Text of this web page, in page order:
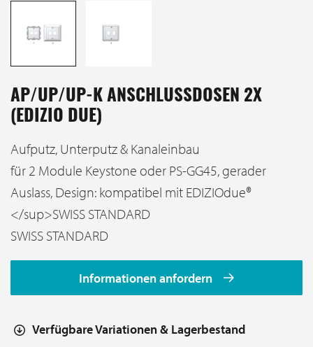
AP/UP/UP-K ANSCHLUSSDOSEN 2X
(EDIZIO DUE)
Aufputz, Unterputz & Kanaleinbau
für 2 Module Keystone oder PS-GG45, gerader
Auslass, Design: kompatibel mit EDIZIOdue®
</sup>SWISS STANDARD
SWISS STANDARD
Informationen anfordern
Verfügbare Variationen & Lagerbestand